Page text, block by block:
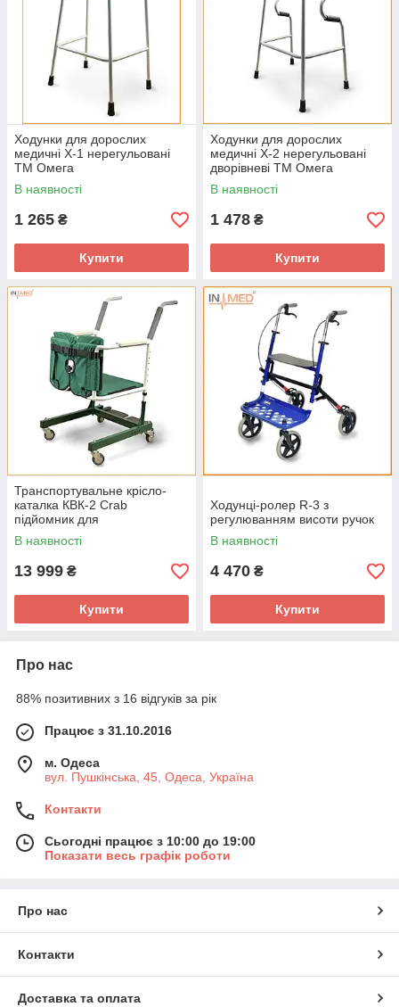
Ходунки для дорослих
медичні Х-1 нерегульовані
ТМ Омега
В наявності
1 265 ₴
Купити
Ходунки для дорослих
медичні Х-2 нерегульовані
дворівневі ТМ Омега
В наявності
1 478 ₴
Купити
Транспортувальне крісло-
каталка КВК-2 Crab
підйомник для
транспортування пацієнтів
ТМ ОМЕГА
В наявності
13 999 ₴
Купити
Ходунці-ролер R-3 з
регулюванням висоти ручок
В наявності
4 470 ₴
Купити
Про нас
88% позитивних з 16 відгуків за рік
Працює з 31.10.2016
м. Одеса
вул. Пушкінська, 45, Одеса, Україна
Контакти
Сьогодні працює з 10:00 до 19:00
Показати весь графік роботи
Про нас
Контакти
Доставка та оплата